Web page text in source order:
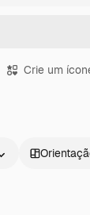
Crie um